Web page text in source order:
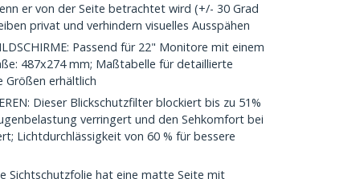
er von der Seite betrachtet wird (+/- 30 Grad
privat und verhindern visuelles Ausspähen
Passend für 22" Monitore mit einem
487x274 mm; Maßtabelle für detaillierte
Größen erhältlich
Dieser Blickschutzfilter blockiert bis zu 51%
verringert und den Sehkomfort bei
Lichtdurchlässigkeit von 60 % für bessere
Sichtschutzfolie hat eine matte Seite mit